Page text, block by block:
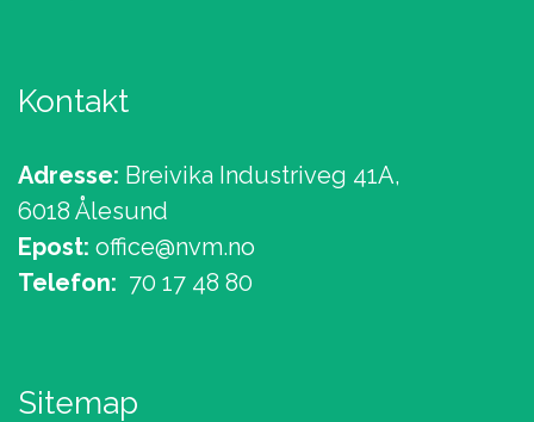
Kontakt
Adresse: Breivika Industriveg 41A,
6018 Ålesund
Epost: office@nvm.no
Telefon: 70 17 48 80
Sitemap